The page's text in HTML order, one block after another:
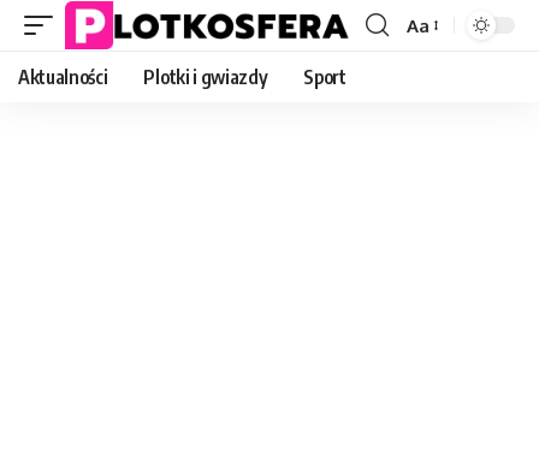
Font
Aa
Aktualności Plotki i gwiazdy Sport